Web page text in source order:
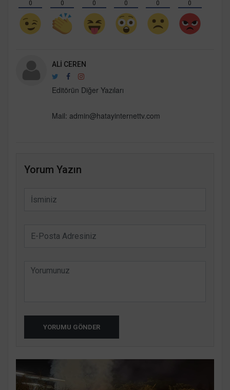
0 0 0 0 0 0
ALI CEREN
Editörün Diğer Yazıları
Mail: admin@hatayinternettv.com
Yorum Yazın
YORUMU GÖNDER